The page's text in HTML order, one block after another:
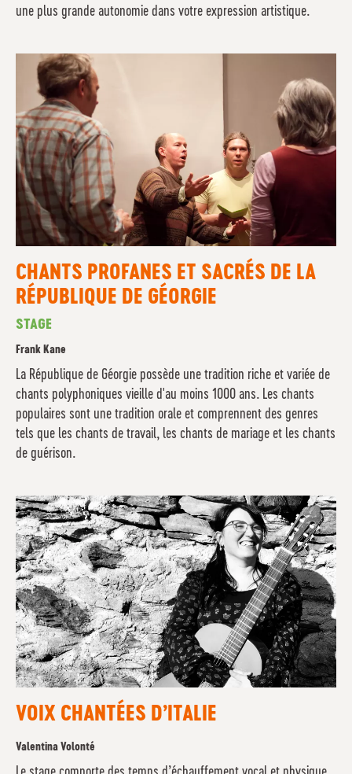
une plus grande autonomie dans votre expression artistique.
CHANTS PROFANES ET SACRÉS DE LA
RÉPUBLIQUE DE GÉORGIE
STAGE
Frank Kane
La République de Géorgie possède une tradition riche et variée de
chants polyphoniques vieille d'au moins 1000 ans. Les chants
populaires sont une tradition orale et comprennent des genres
tels que les chants de travail, les chants de mariage et les chants
de guérison.
VOIX CHANTÉES D’ITALIE
Valentina Volonté